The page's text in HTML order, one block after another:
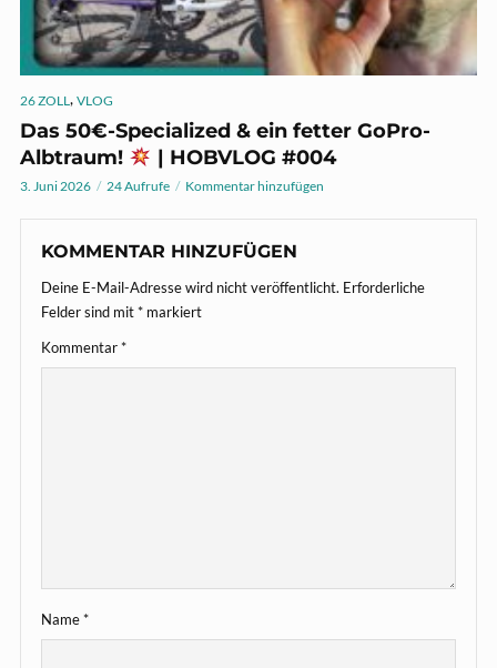
26 ZOLL , VLOG
Das 50€-Specialized & ein fetter GoPro-
Albtraum!
| HOBVLOG #004
3. Juni 2026 24 Aufrufe Kommentar hinzufügen
KOMMENTAR HINZUFÜGEN
Deine E-Mail-Adresse wird nicht veröffentlicht. Erforderliche
Felder sind mit* markiert
Kommentar*
Name*